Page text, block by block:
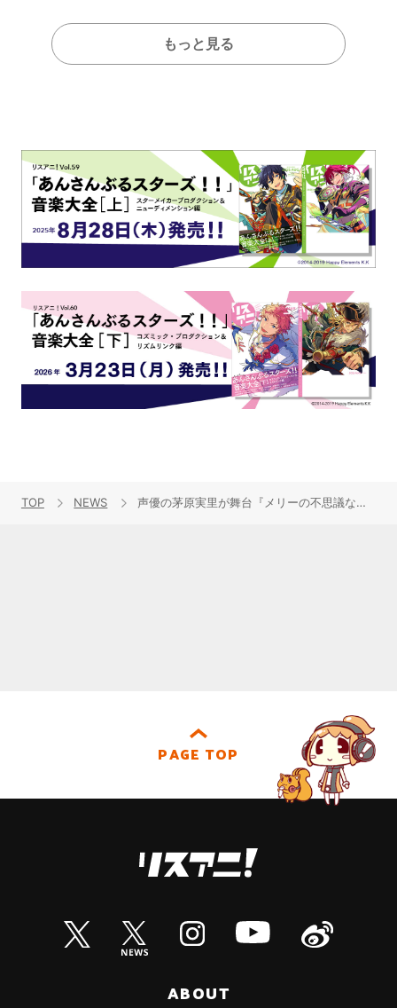
もっと見る
TOP NEWS 声優の茅原実里が舞台『メリーの不思議な夢』で一人芝居に挑戦。冬の河口湖でエンタメを創る
PAGE TOP
ABOUT